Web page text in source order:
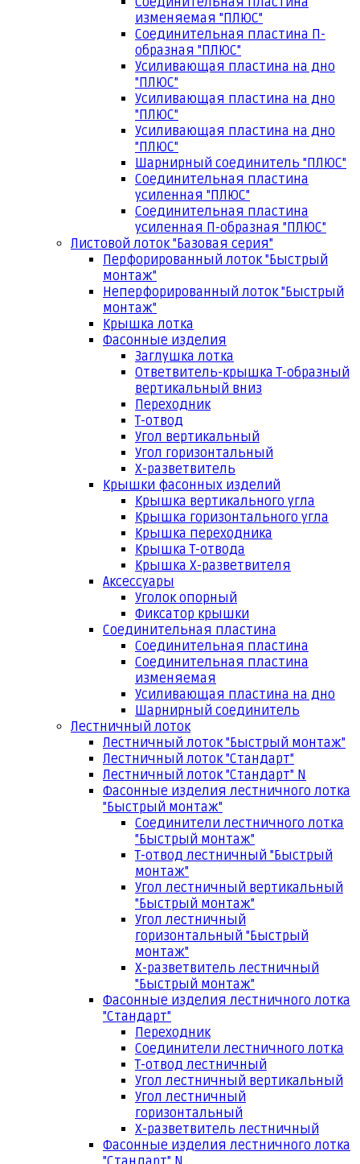
изменяемая "ПЛЮС"
Соединительная пластина П-
образная "ПЛЮС"
Усиливающая пластина на дно
"ПЛЮС"
Усиливающая пластина на дно
"ПЛЮС"
Усиливающая пластина на дно
"ПЛЮС"
Шарнирный соединитель "ПЛЮС"
Соединительная пластина
усиленная "ПЛЮС"
Соединительная пластина
усиленная П-образная "ПЛЮС"
Листовой лоток "Базовая серия"
Перфорированный лоток "Быстрый
монтаж"
Неперфорированный лоток "Быстрый
монтаж"
Крышка лотка
Фасонные изделия
Заглушка лотка
Ответвитель-крышка Т-образный
вертикальный вниз
Переходник
Т-отвод
Угол вертикальный
Угол горизонтальный
Х-разветвитель
Крышки фасонных изделий
Крышка вертикального угла
Крышка горизонтального угла
Крышка переходника
Крышка Т-отвода
Крышка Х-разветвителя
Аксессуары
Уголок опорный
Фиксатор крышки
Соединительная пластина
Соединительная пластина
Соединительная пластина
изменяемая
Усиливающая пластина на дно
Шарнирный соединитель
Лестничный лоток
Лестничный лоток "Быстрый монтаж"
Лестничный лоток "Стандарт"
Лестничный лоток "Стандарт" N
Фасонные изделия лестничного лотка
"Быстрый монтаж"
Соединители лестничного лотка
"Быстрый монтаж"
Т-отвод лестничный "Быстрый
монтаж"
Угол лестничный вертикальный
"Быстрый монтаж"
Угол лестничный
горизонтальный "Быстрый
монтаж"
Х-разветвитель лестничный
"Быстрый монтаж"
Фасонные изделия лестничного лотка
"Стандарт"
Переходник
Соединители лестничного лотка
Т-отвод лестничный
Угол лестничный вертикальный
Угол лестничный
горизонтальный
Х-разветвитель лестничный
Фасонные изделия лестничного лотка